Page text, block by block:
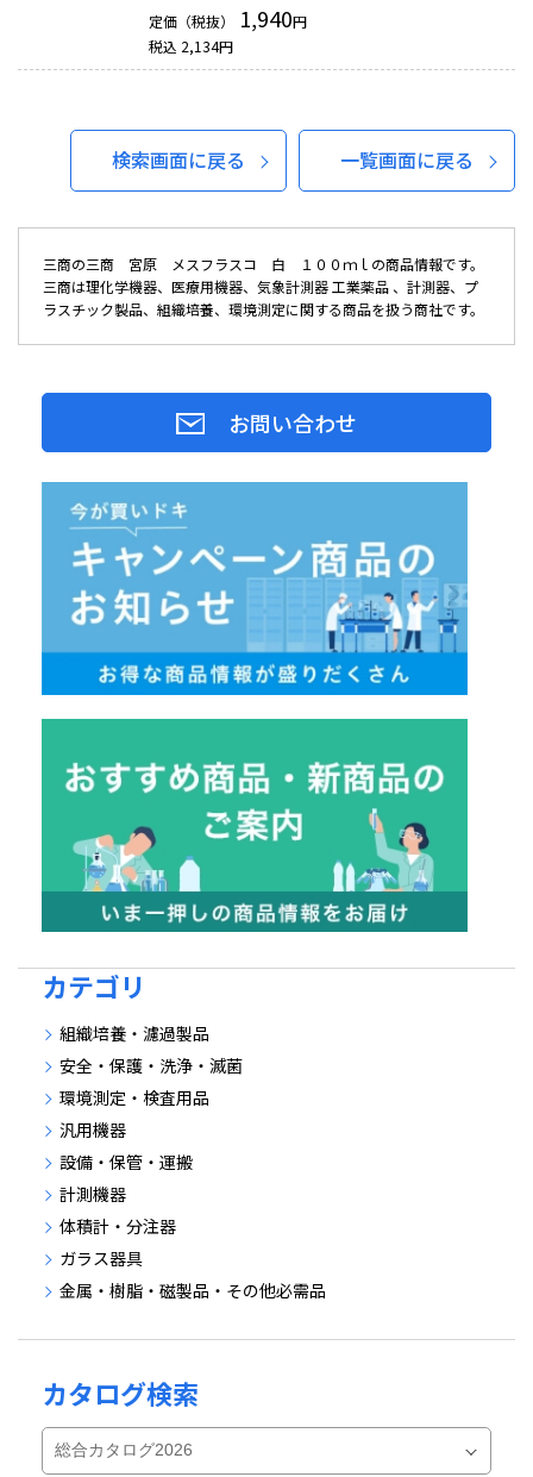
定価（税抜）
1,940円
税込 2,134円
検索画面に戻る 一覧画面に戻る
三商の三商 宮原 メスフラスコ 白 １００ｍｌの商品情報です。
三商は理化学機器、医療用機器、気象計測器 工業薬品 、計測器、プ
ラスチック製品、組織培養、環境測定に関する商品を扱う商社です。
お問い合わせ
カテゴリ
組織培養・濾過製品
安全・保護・洗浄・滅菌
環境測定・検査用品
汎用機器
設備・保管・運搬
計測機器
体積計・分注器
ガラス器具
金属・樹脂・磁製品・その他必需品
カタログ検索